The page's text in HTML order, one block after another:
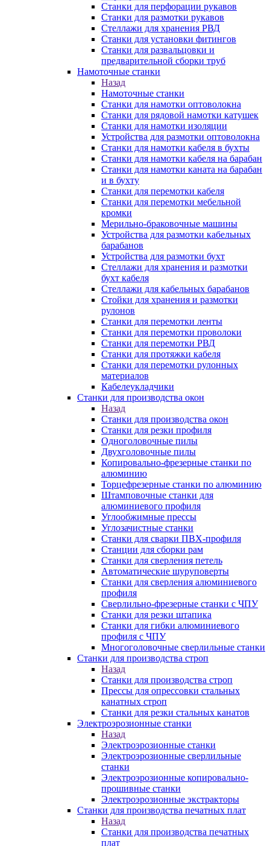
Станки для перфорации рукавов
Станки для размотки рукавов
Стеллажи для хранения РВД
Станки для установки фитингов
Станки для развальцовки и
предварительной сборки труб
Намоточные станки
Назад
Намоточные станки
Станки для намотки оптоволокна
Станки для рядовой намотки катушек
Станки для намотки изоляции
Устройства для размотки оптоволокна
Станки для намотки кабеля в бухты
Станки для намотки кабеля на барабан
Станки для намотки каната на барабан
и в бухту
Станки для перемотки кабеля
Станки для перемотки мебельной
кромки
Мерильно-браковочные машины
Устройства для размотки кабельных
барабанов
Устройства для размотки бухт
Стеллажи для хранения и размотки
бухт кабеля
Стеллажи для кабельных барабанов
Стойки для хранения и размотки
рулонов
Станки для перемотки ленты
Станки для перемотки проволоки
Станки для перемотки РВД
Станки для протяжки кабеля
Станки для перемотки рулонных
материалов
Кабелеукладчики
Станки для производства окон
Назад
Станки для производства окон
Станки для резки профиля
Одноголовочные пилы
Двухголовочные пилы
Копировально-фрезерные станки по
алюминию
Торцефрезерные станки по алюминию
Штамповочные станки для
алюминиевого профиля
Углообжимные прессы
Углозачистные станки
Станки для сварки ПВХ-профиля
Станции для сборки рам
Станки для сверления петель
Автоматические шуруповерты
Станки для сверления алюминиевого
профиля
Сверлильно-фрезерные станки с ЧПУ
Станки для резки штапика
Станки для гибки алюминиевого
профиля с ЧПУ
Многоголовочные сверлильные станки
Станки для производства строп
Назад
Станки для производства строп
Прессы для опрессовки стальных
канатных строп
Станки для резки стальных канатов
Электроэрозионные станки
Назад
Электроэрозионные станки
Электроэрозионные сверлильные
станки
Электроэрозионные копировально-
прошивные станки
Электроэрозионные экстракторы
Станки для производства печатных плат
Назад
Станки для производства печатных
плат